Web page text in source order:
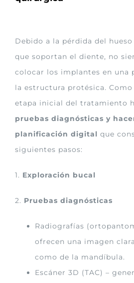
Debido a la pérdida del
que soportan el diente, no
colocar los implantes en una
la estructura protésica.
etapa inicial del tratamiento
pruebas diagnósticas y
planificación digital que
siguientes pasos:
1. Exploración bucal
2. Pruebas diagnósticas
Radiografías
ofrecen una imagen
como de la mandíbula.
Escáner 3D (TAC) –